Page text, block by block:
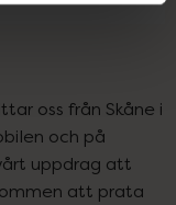
oss från Skåne i
och på
uppdrag att
att prata